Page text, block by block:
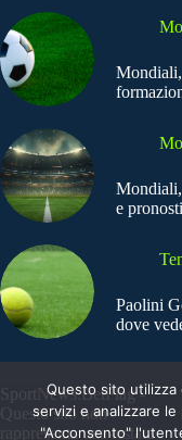
e
Paolini
dove
SportNews.BetFlag -
Questo sito non
rappresenta una testata
Questo sito
servizi e analizzare
"Acconsento"